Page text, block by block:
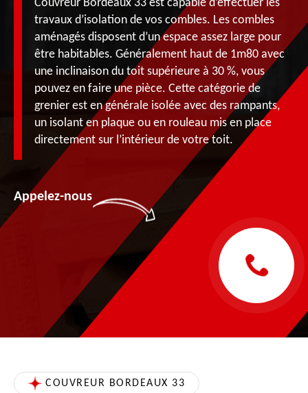
Couvreur Bordeaux 33 est capable d’effectuer les
travaux d’isolation de vos combles. Les combles
aménagés disposent d’un espace assez large pour
être habitables. Généralement haut de 1m80 avec
une inclinaison du toit supérieure à 30 %, vous
pouvez en faire une pièce. Cette catégorie de
grenier est en générale isolée avec des rampants,
un isolant en plaque ou en rouleau mis en place
directement sur l’intérieur de votre toit.
Appelez-nous
COUVREUR BORDEAUX 33